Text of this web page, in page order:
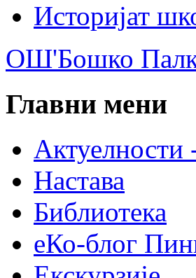
Историјат
ОШ'Бошко
Главни мени
Актуелности
Настава
Библиотека
еКо-блог